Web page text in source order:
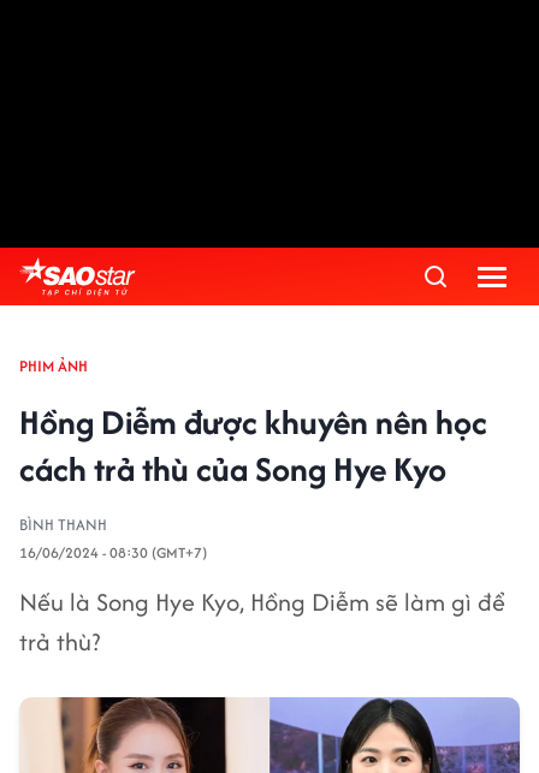
PHIM ẢNH
Hồng Diễm được khuyên nên học
cách trả thù của Song Hye Kyo
BÌNH THANH
16/06/2024 - 08:30 (GMT+7)
Nếu là Song Hye Kyo, Hồng Diễm sẽ làm gì để
trả thù?